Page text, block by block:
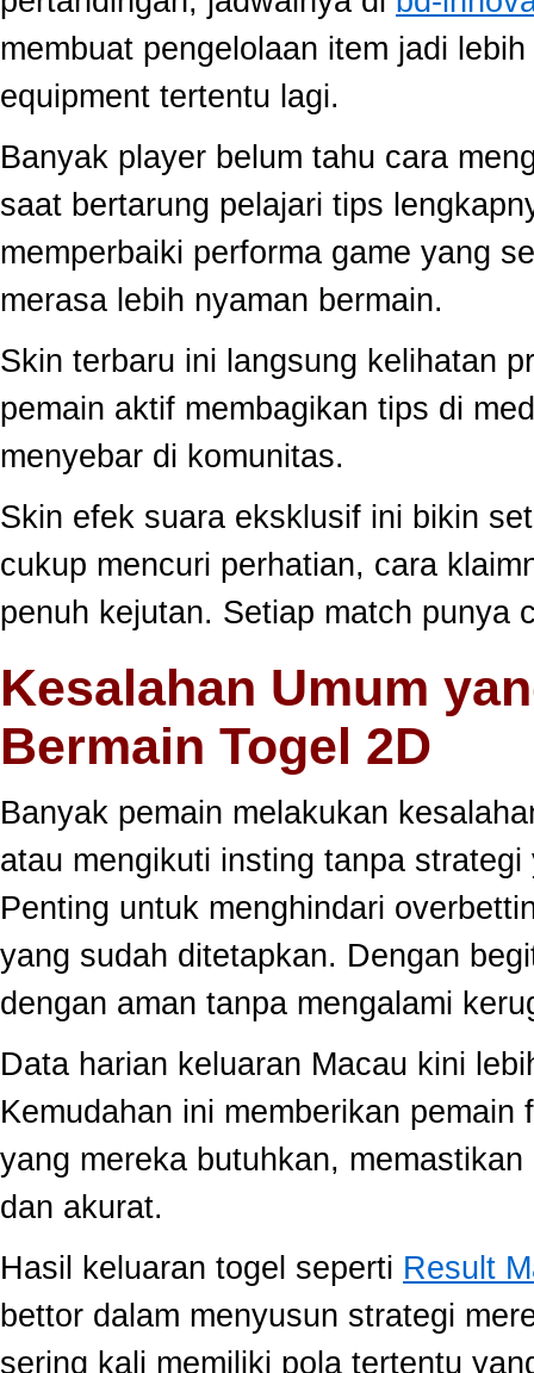
membuat pengelolaan item jadi
equipment tertentu lagi.
Banyak player belum tahu cara
saat bertarung pelajari tips
memperbaiki performa game yang
merasa lebih nyaman bermain.
Skin terbaru ini langsung kelihatan
pemain aktif membagikan tips di
menyebar di komunitas.
Skin efek suara eksklusif ini bikin
cukup mencuri perhatian, cara
penuh kejutan. Setiap match punya
Kesalahan Umum
Bermain Togel 2D
Banyak pemain melakukan
atau mengikuti insting tanpa
Penting untuk menghindari
yang sudah ditetapkan. Dengan
dengan aman tanpa mengalami
Data harian keluaran Macau kini
Kemudahan ini memberikan
yang mereka butuhkan,
dan akurat.
Hasil keluaran togel seperti Result
bettor dalam menyusun strategi
sering kali memiliki pola tertentu